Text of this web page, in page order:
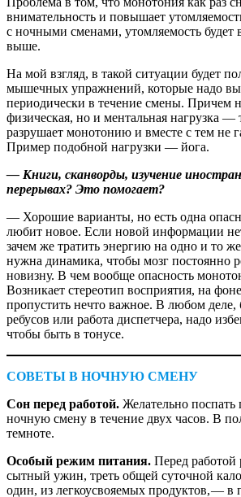
внимательность и повышает
с ночными сменами, утомляемость будет
выше.
На мой взгляд, в такой ситуации будет
мышечных упражнений, которые надо
периодически в течение смены. Причем
физическая, но и ментальная нагрузка —
разрушает монотонию и вместе с тем не
Пример подобной нагрузки — йога.
— Книги, сканворды, изучение
перерывах? Это по­могает?
— Хорошие варианты, но есть одна
любит новое. Если новой информации
зачем же тратить энергию на одно и то
нужна динамика, чтобы мозг постоянно
новизну. В чем вообще опасность
Возникает стереотип восприятия, на
пропустить нечто важное. В любом деле,
ребусов или работа диспетчера, надо
чтобы быть в тонусе.
СОВЕТЫ В НОЧНУЮ СМЕНУ
Сон перед работой. Желательно поспать
ночную смену в течение двух часов. В
темноте.
Особый режим питания. Перед работой
сытный ужин, треть общей суточной
один, из легкоусвояемых продуктов, — ​в